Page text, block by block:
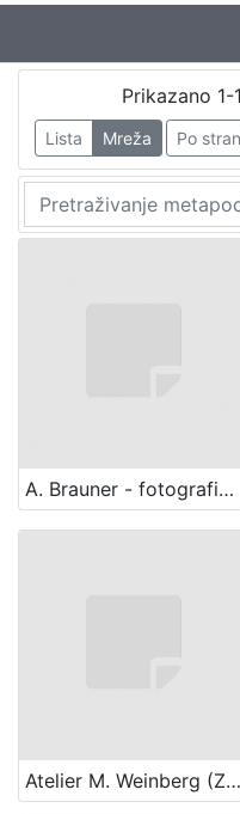
Prikazano
Lista Mreža Po
A. Brauner - fotografički artistički atelier za modernu fotografiju (Zagreb)
Atelier M. Weinberg (Zagreb)